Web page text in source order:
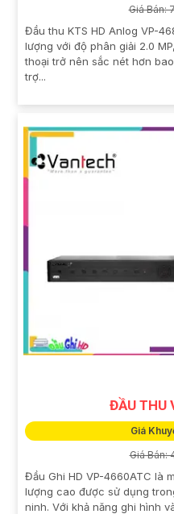
Giá Bán:
Đầu thu KTS HD Anlog VP-
lượng với độ phân giải 2.0
thoại trở nên sắc nét hơn
trợ...
ĐẦU THU
Giá
Giá Bán:
Đầu Ghi HD VP-4660ATC là
lượng cao được sử dụng
ninh. Với khả năng ghi hình